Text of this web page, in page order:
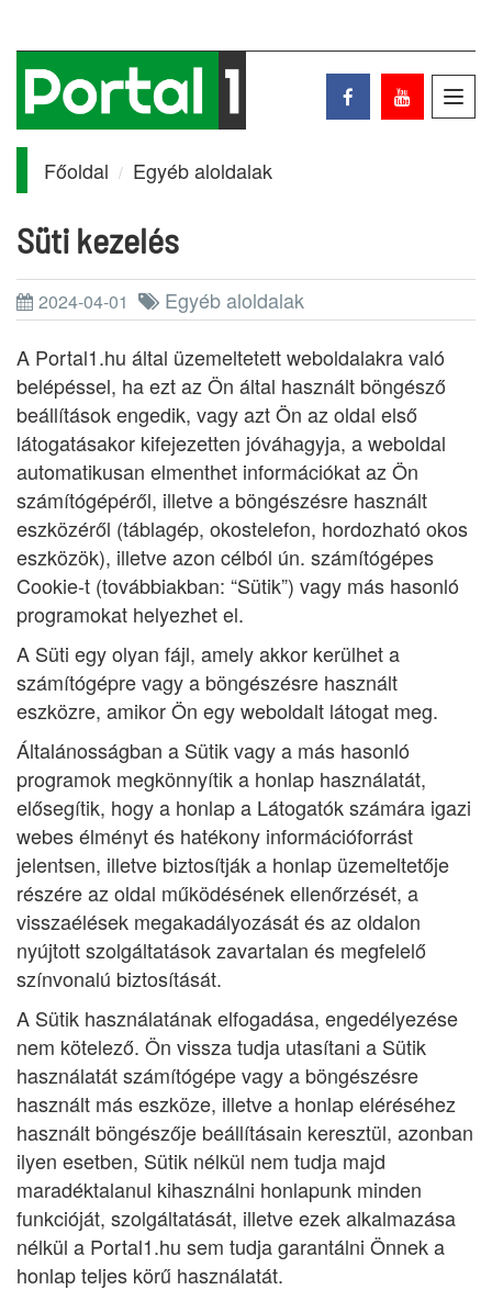
Főoldal Egyéb aloldalak
Süti kezelés
2024-04-01
Egyéb aloldalak
A Portal1.hu által üzemeltetett weboldalakra való
belépéssel, ha ezt az Ön által használt böngésző
beállítások engedik, vagy azt Ön az oldal első
látogatásakor kifejezetten jóváhagyja, a weboldal
automatikusan elmenthet információkat az Ön
számítógépéről, illetve a böngészésre használt
eszközéről (táblagép, okostelefon, hordozható okos
eszközök), illetve azon célból ún. számítógépes
Cookie-t (továbbiakban: “Sütik”) vagy más hasonló
programokat helyezhet el.
A Süti egy olyan fájl, amely akkor kerülhet a
számítógépre vagy a böngészésre használt
eszközre, amikor Ön egy weboldalt látogat meg.
Általánosságban a Sütik vagy a más hasonló
programok megkönnyítik a honlap használatát,
elősegítik, hogy a honlap a Látogatók számára igazi
webes élményt és hatékony információforrást
jelentsen, illetve biztosítják a honlap üzemeltetője
részére az oldal működésének ellenőrzését, a
visszaélések megakadályozását és az oldalon
nyújtott szolgáltatások zavartalan és megfelelő
színvonalú biztosítását.
A Sütik használatának elfogadása, engedélyezése
nem kötelező. Ön vissza tudja utasítani a Sütik
használatát számítógépe vagy a böngészésre
használt más eszköze, illetve a honlap eléréséhez
használt böngészője beállításain keresztül, azonban
ilyen esetben, Sütik nélkül nem tudja majd
maradéktalanul kihasználni honlapunk minden
funkcióját, szolgáltatását, illetve ezek alkalmazása
nélkül a Portal1.hu sem tudja garantálni Önnek a
honlap teljes körű használatát.